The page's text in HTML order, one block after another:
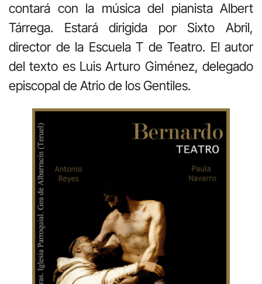
contará con la música del pianista Albert
Tárrega. Estará dirigida por Sixto Abril,
director de la Escuela T de Teatro. El autor
del texto es Luis Arturo Giménez, delegado
episcopal de Atrio de los Gentiles.